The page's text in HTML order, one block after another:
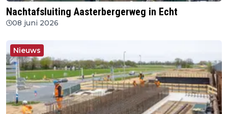
Nachtafsluiting Aasterbergerweg in Echt
08 juni 2026
Nieuws